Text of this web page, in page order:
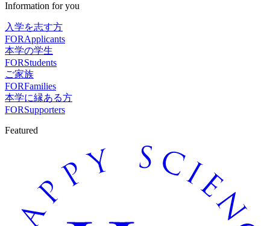
Information for you
入学を志す方
FORApplicants
本学の学生
FORStudents
ご家族
FORFamilies
本学に縁ある方
FORSupporters
Featured